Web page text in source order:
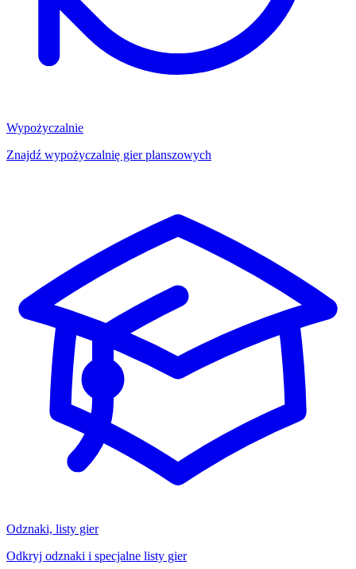
Wypożyczalnie
Znajdź wypożyczalnię gier planszowych
Odznaki, listy gier
Odkryj odznaki i specjalne listy gier